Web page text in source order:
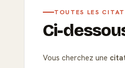
TOUTES LES
Ci-
Vous cherchez une